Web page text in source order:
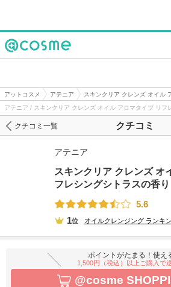
アットコスメ アテニア
スキンクリア クレンズ オイル
アテニア / スキンクリア クレンズ オイル アロマタイプ リフ
クチコミ
クチコミ一覧
アテニア
スキンクリア クレンズ オ
フレシングシトラスの香り
5.6
1位 オイルクレンジング ランキ
ポイントがたまる！使え
1,500円（税込）以上ご購入で
@cosme